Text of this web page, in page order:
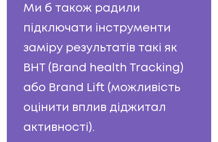
Ми б також радили
підключати інструменти
заміру результатів такі як
BHT (Brand health Tracking)
або Brand Lift (можливість
оцінити вплив діджитал
активності).